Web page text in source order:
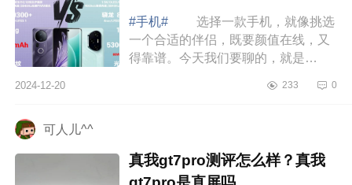
好
#手机#
选择一款手机，就像挑选
一个合适的伴侣，既要颜值在线，又
得靠谱。今天我们要聊的，就是
时尚又具备实力，让你一眼就心动。
2024-12-20 233 0
可人儿^^
真我gt7pro测评怎么样？真我